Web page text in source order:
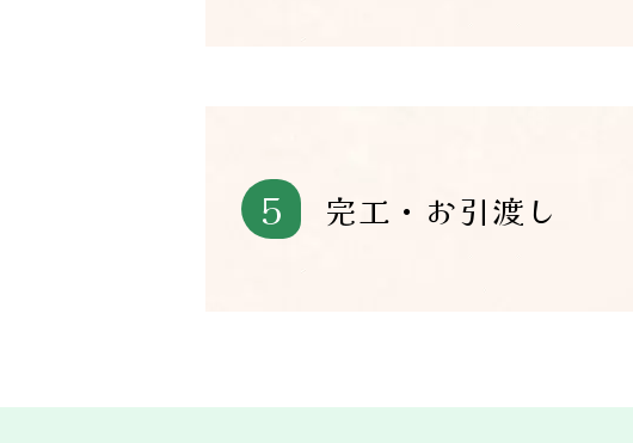
5 完工・お引渡し